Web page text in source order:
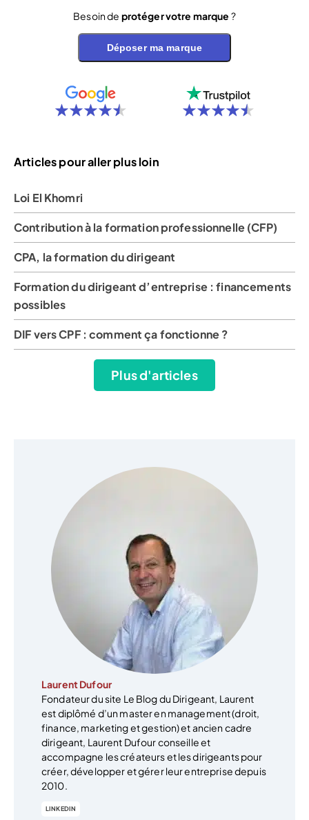
Besoin de protéger votre marque ?
Déposer ma marque
Articles pour aller plus loin
Loi El Khomri
Contribution à la formation professionnelle (CFP)
CPA, la formation du dirigeant
Formation du dirigeant d’entreprise : financements
possibles
DIF vers CPF : comment ça fonctionne ?
Plus d'articles
Laurent Dufour
Fondateur du site Le Blog du Dirigeant, Laurent
est diplômé d’un master en management (droit,
finance, marketing et gestion) et ancien cadre
dirigeant, Laurent Dufour conseille et
accompagne les créateurs et les dirigeants pour
créer, développer et gérer leur entreprise depuis
2010.
LINKEDIN